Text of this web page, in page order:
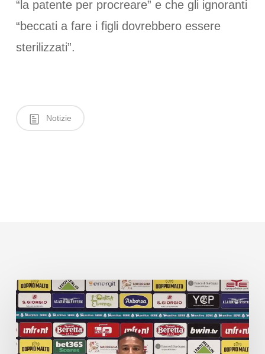
“la patente per procreare” e che gli ignoranti
“beccati a fare i figli dovrebbero essere
sterilizzati”.
Notizie